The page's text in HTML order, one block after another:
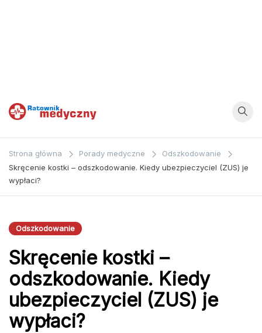
Ratownik
Medyczny
zagadnieniom z
dziedziny
medycyny oraz
ratownictwa
Strona główna Porady medyczne
Odszkodowanie
Skręcenie kostki – odszkodowanie. Kiedy ubezpieczyciel (ZUS) je
wypłaci?
Odszkodowanie
Skręcenie kostki –
odszkodowanie. Kiedy
ubezpieczyciel (ZUS) je
wypłaci?